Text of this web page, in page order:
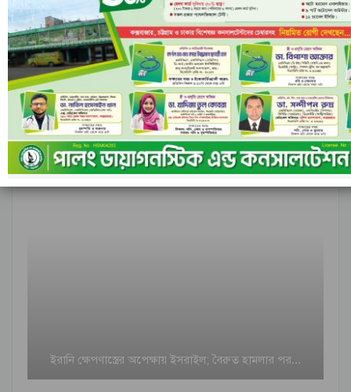
আগের পরবর্তী ১ এর ৬,৮৪৮
আন্তর্জাতিক
ইরানি ক্ষেপণাস্ত্রের অপেক্ষায় ইসরাইল; বৈরুত হামলার পর…